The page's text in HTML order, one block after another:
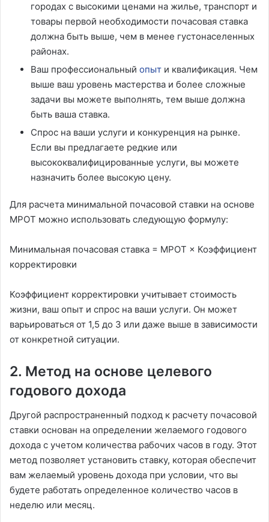
городах с высокими ценами на жилье, транспорт и
товары первой необходимости почасовая ставка
должна быть выше, чем в менее густонаселенных
районах.
Ваш профессиональный опыт и квалификация. Чем
выше ваш уровень мастерства и более сложные
задачи вы можете выполнять, тем выше должна
быть ваша ставка.
Спрос на ваши услуги и конкуренция на рынке.
Если вы предлагаете редкие или
высококвалифицированные услуги, вы можете
назначить более высокую цену.
Для расчета минимальной почасовой ставки на основе
МРОТ можно использовать следующую формулу:
Минимальная почасовая ставка = МРОТ × Коэффициент
корректировки
Коэффициент корректировки учитывает стоимость
жизни, ваш опыт и спрос на ваши услуги. Он может
варьироваться от 1,5 до 3 или даже выше в зависимости
от конкретной ситуации.
2. Метод на основе целевого
годового дохода
Другой распространенный подход к расчету почасовой
ставки основан на определении желаемого годового
дохода с учетом количества рабочих часов в году. Этот
метод позволяет установить ставку, которая обеспечит
вам желаемый уровень дохода при условии, что вы
будете работать определенное количество часов в
неделю или месяц.